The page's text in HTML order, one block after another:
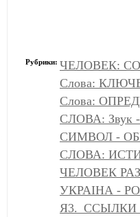
Рубрики: ЧЕЛОВЕК:
Слова:
Слова:
СЛОВА: Звук -
СИМВОЛ -
СЛОВА:
ЧЕЛОВЕК
УКРАІНА -